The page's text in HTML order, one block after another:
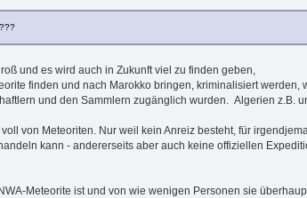
und es wird auch in Zukunft viel zu finden geben,
finden und nach Marokko bringen, kriminalisiert
und den Sammlern zugänglich wurden. Algerien z.B.
von Meteoriten. Nur weil kein Anreiz besteht, für
kann - andererseits aber auch keine offiziellen
Meteorite ist und von wie wenigen Personen sie